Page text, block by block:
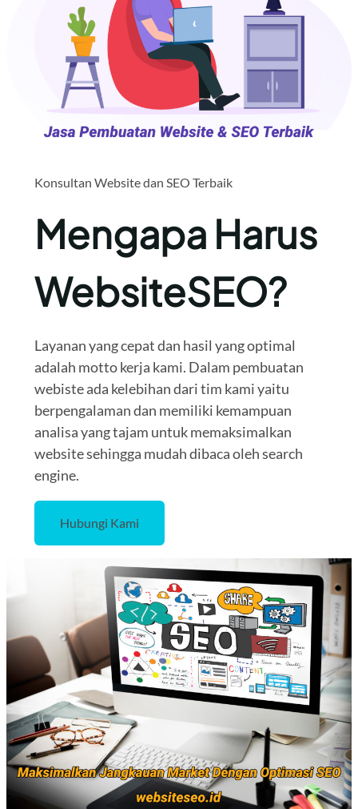
Konsultan Website dan SEO Terbaik
Mengapa Harus
WebsiteSEO?
Layanan yang cepat dan hasil yang optimal
adalah motto kerja kami. Dalam pembuatan
webiste ada kelebihan dari tim kami yaitu
berpengalaman dan memiliki kemampuan
analisa yang tajam untuk memaksimalkan
website sehingga mudah dibaca oleh search
engine.
Hubungi Kami